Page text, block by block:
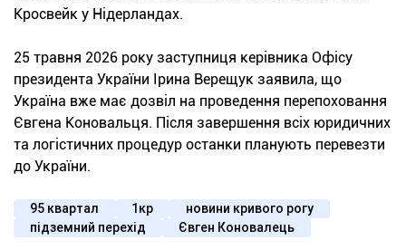
Кросвейк у Нідерландах.
25 травня 2026 року заступниця керівника Офісу
президента України Ірина Верещук заявила, що
Україна вже має дозвіл на проведення перепоховання
Євгена Коновальця. Після завершення всіх юридичних
та логістичних процедур останки планують перевезти
до України.
95 квартал 1кр
новини кривого рогу
підземний перехід
Євген Коновалець